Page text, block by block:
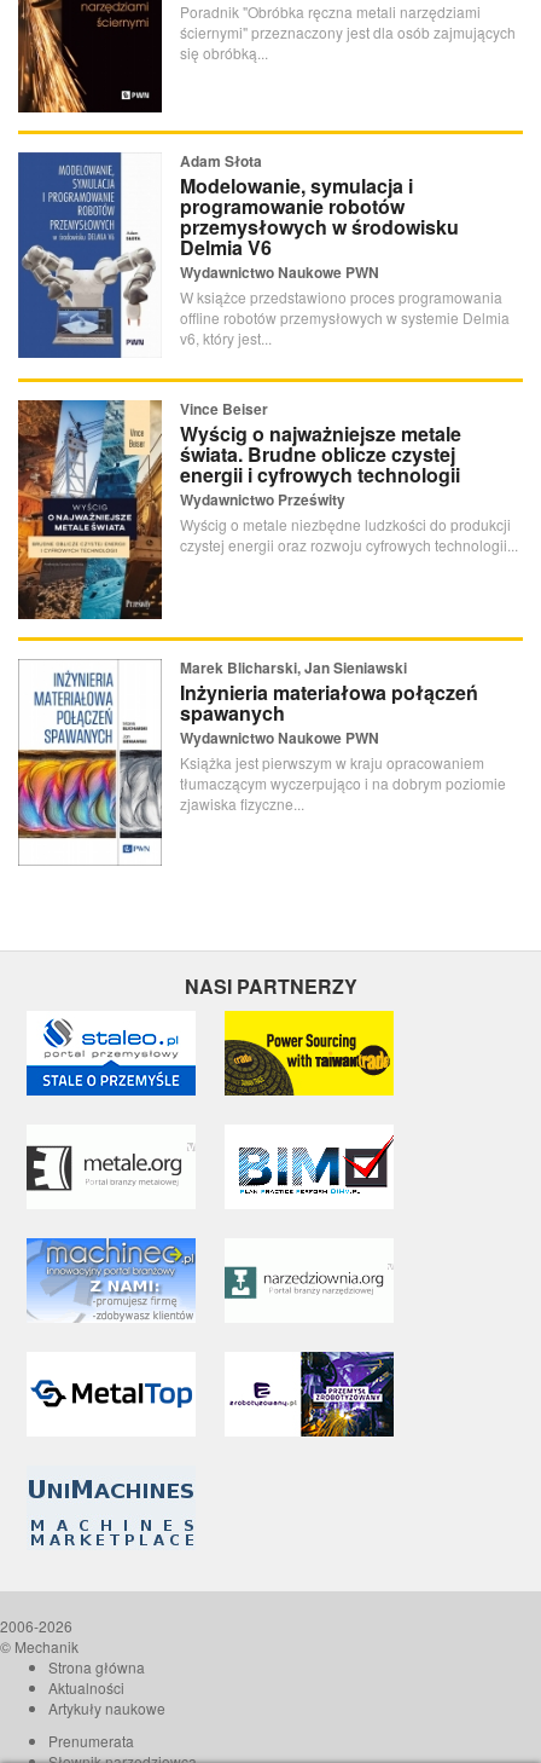
Poradnik "Obróbka ręczna metali narzędziami
ściernymi" przeznaczony jest dla osób zajmujących
się obróbką...
Adam Słota
Modelowanie, symulacja i
programowanie robotów
przemysłowych w środowisku
Delmia V6
Wydawnictwo Naukowe PWN
W książce przedstawiono proces programowania
offline robotów przemysłowych w systemie Delmia
v6, który jest...
Vince Beiser
Wyścig o najważniejsze metale
świata. Brudne oblicze czystej
energii i cyfrowych technologii
Wydawnictwo Prześwity
Wyścig o metale niezbędne ludzkości do produkcji
czystej energii oraz rozwoju cyfrowych technologii...
Marek Blicharski, Jan Sieniawski
Inżynieria materiałowa połączeń
spawanych
Wydawnictwo Naukowe PWN
Książka jest pierwszym w kraju opracowaniem
tłumaczącym wyczerpująco i na dobrym poziomie
zjawiska fizyczne...
NASI PARTNERZY
2006-2026
© Mechanik
Strona główna
Aktualności
Artykuły naukowe
Prenumerata